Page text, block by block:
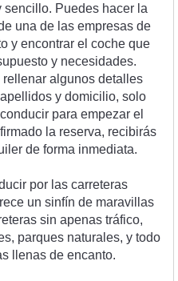
sencillo. Puedes hacer la
una de las empresas de
o y encontrar el coche que
upuesto y necesidades.
rell enar al gunos detall es
apell idos y domicil io, solo
conducir para empezar el
ado la reserva, recibirás
iler de forma inmediata.
ir por las carreteras
rece un sinfín de maravillas
teras sin apenas tráfico,
, parques natural es, y todo
enas de encanto.